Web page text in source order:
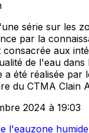
série sur les
par la
consacrée aux
de l'eau dans
a été réalisée par
du CTMA Clain
2024 à 19:03
l'eauzone humide